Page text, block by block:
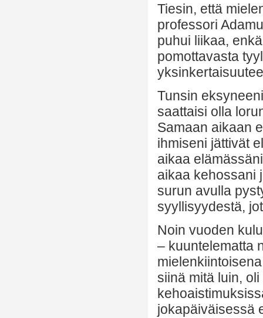
Tiesin, että
professori
puhui liikaa,
pomottavasta
Tunsin
saattaisi olla
Samaan aikaan
ihmiseni jättivät
aikaa
aikaa kehossani
surun avulla
syyllisyydestä,
Noin vuoden
– kuuntelematta
siinä mitä luin,
jokapäiväisessä